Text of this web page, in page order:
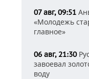
07 авг, 09:51
«Молодежь
главное»
06 авг, 21:30
завоевал
воду